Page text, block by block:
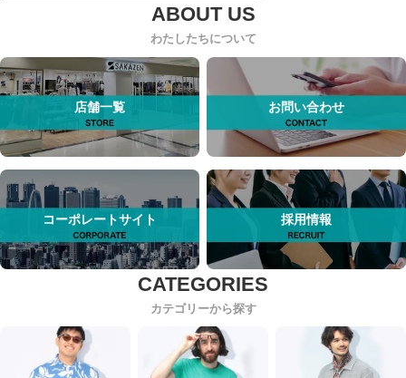
わたしたちについて
店舗一覧 お問い合わせ
コーポレートサイト 採用情報
カテゴリーから探す